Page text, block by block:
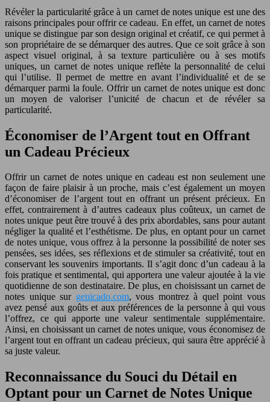
Révéler la particularité grâce à un carnet de notes unique est une des
raisons principales pour offrir ce cadeau. En effet, un carnet de notes
unique se distingue par son design original et créatif, ce qui permet à
son propriétaire de se démarquer des autres. Que ce soit grâce à son
aspect visuel original, à sa texture particulière ou à ses motifs
uniques, un carnet de notes unique reflète la personnalité de celui
qui l’utilise. Il permet de mettre en avant l’individualité et de se
démarquer parmi la foule. Offrir un carnet de notes unique est donc
un moyen de valoriser l’unicité de chacun et de révéler sa
particularité.
Économiser de l’Argent tout en Offrant
un Cadeau Précieux
Offrir un carnet de notes unique en cadeau est non seulement une
façon de faire plaisir à un proche, mais c’est également un moyen
d’économiser de l’argent tout en offrant un présent précieux. En
effet, contrairement à d’autres cadeaux plus coûteux, un carnet de
notes unique peut être trouvé à des prix abordables, sans pour autant
négliger la qualité et l’esthétisme. De plus, en optant pour un carnet
de notes unique, vous offrez à la personne la possibilité de noter ses
pensées, ses idées, ses réflexions et de stimuler sa créativité, tout en
conservant les souvenirs importants. Il s’agit donc d’un cadeau à la
fois pratique et sentimental, qui apportera une valeur ajoutée à la vie
quotidienne de son destinataire. De plus, en choisissant un carnet de
notes unique sur genicado.com, vous montrez à quel point vous
avez pensé aux goûts et aux préférences de la personne à qui vous
l’offrez, ce qui apporte une valeur sentimentale supplémentaire.
Ainsi, en choisissant un carnet de notes unique, vous économisez de
l’argent tout en offrant un cadeau précieux, qui saura être apprécié à
sa juste valeur.
Reconnaissance du Souci du Détail en
Optant pour un Carnet de Notes Unique